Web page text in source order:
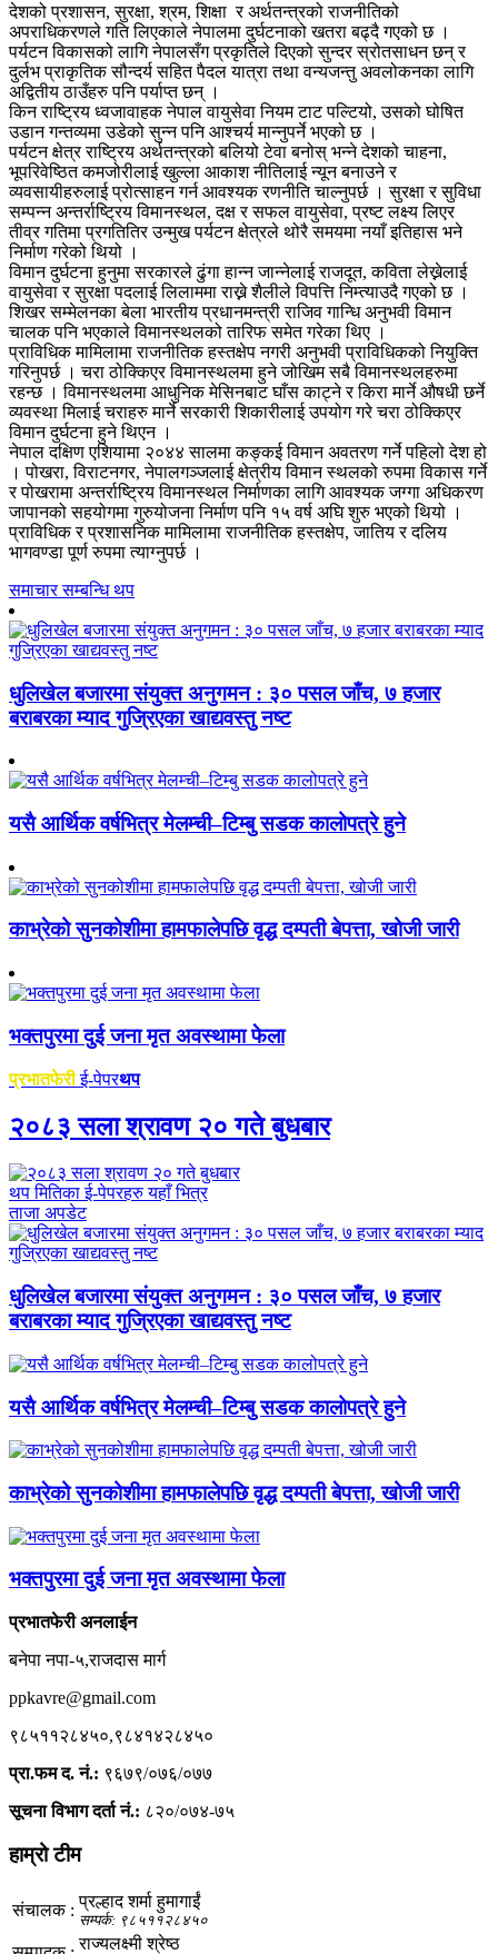
देशको प्रशासन, सुरक्षा, श्रम, शिक्षा र अर्थतन्त्रको राजनीतिको
अपराधिकरणले गति लिएकाले नेपालमा दुर्घटनाको खतरा बढ्दै गएको छ ।
पर्यटन विकासको लागि नेपालसँग प्रकृतिले दिएको सुन्दर स्रोतसाधन छन् र
दुर्लभ प्राकृतिक सौन्दर्य सहित पैदल यात्रा तथा वन्यजन्तु अवलोकनका लागि
अद्वितीय ठाउँहरु पनि पर्याप्त छन् ।
किन राष्ट्रिय ध्वजावाहक नेपाल वायुसेवा नियम टाट पल्टियो, उसको घोषित
उडान गन्तव्यमा उडेको सुन्न पनि आश्चर्य मान्नुपर्ने भएको छ ।
पर्यटन क्षेत्र राष्ट्रिय अर्थतन्त्रको बलियो टेवा बनोस् भन्ने देशको चाहना,
भूपरिवेष्ठित कमजोरीलाई खुल्ला आकाश नीतिलाई न्यून बनाउने र
व्यवसायीहरुलाई प्रोत्साहन गर्न आवश्यक रणनीति चाल्नुपर्छ । सुरक्षा र सुविधा
सम्पन्न अन्तर्राष्ट्रिय विमानस्थल, दक्ष र सफल वायुसेवा, प्रष्ट लक्ष्य लिएर
तीव्र गतिमा प्रगतितिर उन्मुख पर्यटन क्षेत्रले थोरै समयमा नयाँ इतिहास भने
निर्माण गरेको थियो ।
विमान दुर्घटना हुनुमा सरकारले ढुंगा हान्न जान्नेलाई राजदूत, कविता लेख्नेलाई
वायुसेवा र सुरक्षा पदलाई लिलाममा राख्ने शैलीले विपत्ति निम्त्याउदै गएको छ ।
शिखर सम्मेलनका बेला भारतीय प्रधानमन्त्री राजिव गान्धि अनुभवी विमान
चालक पनि भएकाले विमानस्थलको तारिफ समेत गरेका थिए ।
प्राविधिक मामिलामा राजनीतिक हस्तक्षेप नगरी अनुभवी प्राविधिकको नियुक्ति
गरिनुपर्छ । चरा ठोक्किएर विमानस्थलमा हुने जोखिम सबै विमानस्थलहरुमा
रहन्छ । विमानस्थलमा आधुनिक मेसिनबाट घाँस काट्ने र किरा मार्ने औषधी छर्ने
व्यवस्था मिलाई चराहरु मार्ने सरकारी शिकारीलाई उपयोग गरे चरा ठोक्किएर
विमान दुर्घटना हुने थिएन ।
नेपाल दक्षिण एशियामा २०४४ सालमा कङ्कई विमान अवतरण गर्ने पहिलो देश हो
। पोखरा, विराटनगर, नेपालगञ्जलाई क्षेत्रीय विमान स्थलको रुपमा विकास गर्ने
र पोखरामा अन्तर्राष्ट्रिय विमानस्थल निर्माणका लागि आवश्यक जग्गा अधिकरण
जापानको सहयोगमा गुरुयोजना निर्माण पनि १५ वर्ष अघि शुरु भएको थियो ।
प्राविधिक र प्रशासनिक मामिलामा राजनीतिक हस्तक्षेप, जातिय र दलिय
भागवण्डा पूर्ण रुपमा त्याग्नुपर्छ ।
समाचार सम्बन्धि थप
धुलिखेल बजारमा संयुक्त अनुगमन : ३० पसल जाँच, ७ हजार
बराबरका म्याद गुज्रिएका खाद्यवस्तु नष्ट
यसै आर्थिक वर्षभित्र मेलम्ची–टिम्बु सडक कालोपत्रे हुने
काभ्रेको सुनकोशीमा हामफालेपछि वृद्ध दम्पती बेपत्ता, खोजी जारी
भक्तपुरमा दुई जना मृत अवस्थामा फेला
प्रभातफेरीई-पेपरथप
२०८३ सला श्रावण २० गते बुधबार
थप मितिका ई-पेपरहरु यहाँ भित्र
ताजा अपडेट
धुलिखेल बजारमा संयुक्त अनुगमन : ३० पसल जाँच, ७ हजार
बराबरका म्याद गुज्रिएका खाद्यवस्तु नष्ट
यसै आर्थिक वर्षभित्र मेलम्ची–टिम्बु सडक कालोपत्रे हुने
काभ्रेको सुनकोशीमा हामफालेपछि वृद्ध दम्पती बेपत्ता, खोजी जारी
भक्तपुरमा दुई जना मृत अवस्थामा फेला
प्रभातफेरी अनलाईन
बनेपा नपा-५,राजदास मार्ग
ppkavre@gmail.com
९८५११२८४५०,९८४१४२८४५०
प्रा.फम द. नं.: ९६७९/०७६/०७७
सूचना विभाग दर्ता नं.: ८२०/०७४-७५
हाम्रो टीम
संचालक : प्रल्हाद शर्मा हुमागाईं
सम्पर्क: ९८५११२८४५०
राज्यलक्ष्मी श्रेष्ठ